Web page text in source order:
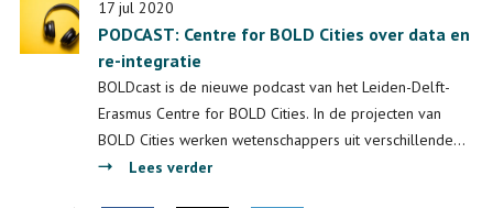
17 jul 2020
PODCAST: Centre for BOLD Cities over data en
re-integratie
BOLDcast is de nieuwe podcast van het Leiden-Delft-
Erasmus Centre for BOLD Cities. In de projecten van
BOLD Cities werken wetenschappers uit verschillende…
Lees verder